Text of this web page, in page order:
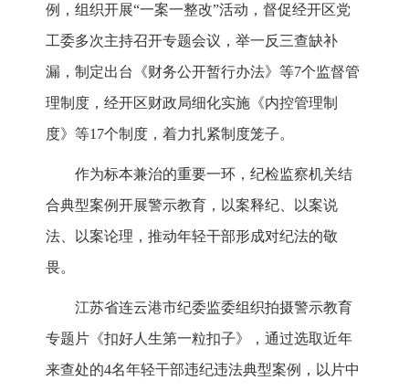
例，组织开展“一案一整改”活动，督促经开区党
工委多次主持召开专题会议，举一反三查缺补
漏，制定出台《财务公开暂行办法》等7个监督管
理制度，经开区财政局细化实施《内控管理制
度》等17个制度，着力扎紧制度笼子。
作为标本兼治的重要一环，纪检监察机关结
合典型案例开展警示教育，以案释纪、以案说
法、以案论理，推动年轻干部形成对纪法的敬
畏。
江苏省连云港市纪委监委组织拍摄警示教育
专题片《扣好人生第一粒扣子》，通过选取近年
来查处的4名年轻干部违纪违法典型案例，以片中